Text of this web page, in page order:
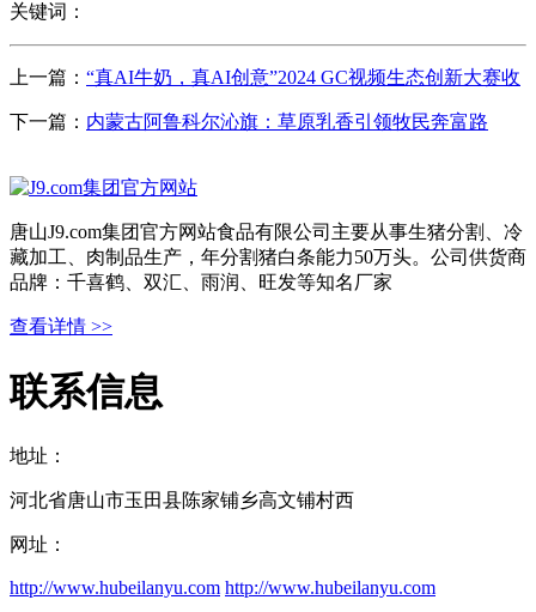
关键词：
上一篇： “真AI牛奶，真AI创意”2024 GC视频生态创新大赛收
下一篇： 内蒙古阿鲁科尔沁旗：草原乳香引领牧民奔富路
唐山J9.com集团官方网站食品有限公司主要从事生猪分割、冷
藏加工、肉制品生产，年分割猪白条能力50万头。公司供货商
品牌：千喜鹤、双汇、雨润、旺发等知名厂家
查看详情 >>
联系信息
地址：
河北省唐山市玉田县陈家铺乡高文铺村西
网址：
http://www.hubeilanyu.com http://www.hubeilanyu.com